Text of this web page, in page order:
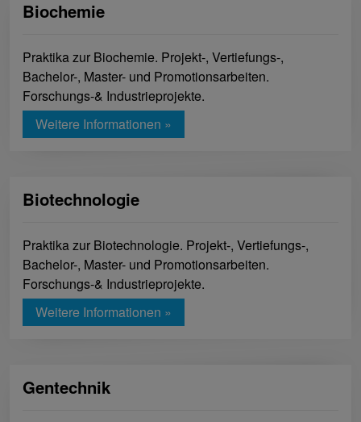
Biochemie
Praktika zur Biochemie. Projekt-, Vertiefungs-,
Bachelor-, Master- und Promotionsarbeiten.
Forschungs-& Industrieprojekte.
Weitere Informationen »
Biotechnologie
Praktika zur Biotechnologie. Projekt-, Vertiefungs-,
Bachelor-, Master- und Promotionsarbeiten.
Forschungs-& Industrieprojekte.
Weitere Informationen »
Gentechnik